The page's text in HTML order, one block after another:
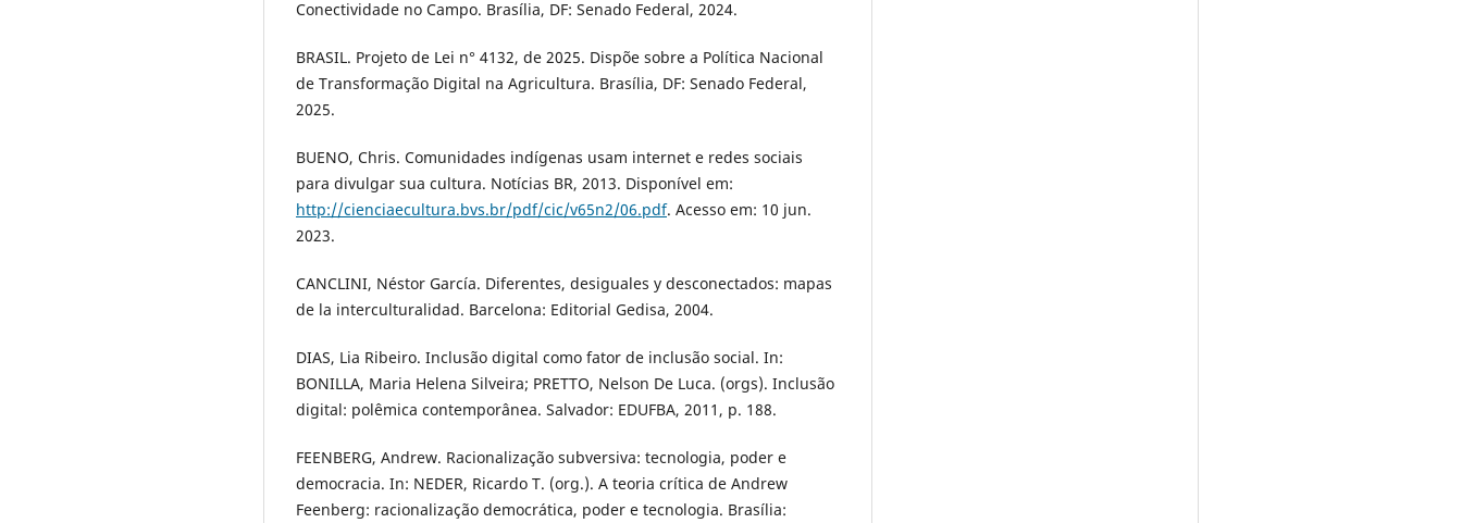
Conectividade no Campo. Brasília, DF: Senado Federal, 2024.
BRASIL. Projeto de Lei n° 4132, de 2025. Dispõe sobre a Política Nacional
de Transformação Digital na Agricultura. Brasília, DF: Senado Federal,
2025.
BUENO, Chris. Comunidades indígenas usam internet e redes sociais
para divulgar sua cultura. Notícias BR, 2013. Disponível em:
http://cienciaecultura.bvs.br/pdf/cic/v65n2/06.pdf. Acesso em: 10 jun.
2023.
CANCLINI, Néstor García. Diferentes, desiguales y desconectados: mapas
de la interculturalidad. Barcelona: Editorial Gedisa, 2004.
DIAS, Lia Ribeiro. Inclusão digital como fator de inclusão social. In:
BONILLA, Maria Helena Silveira; PRETTO, Nelson De Luca. (orgs). Inclusão
digital: polêmica contemporânea. Salvador: EDUFBA, 2011, p. 188.
FEENBERG, Andrew. Racionalização subversiva: tecnologia, poder e
democracia. In: NEDER, Ricardo T. (org.). A teoria crítica de Andrew
Feenberg: racionalização democrática, poder e tecnologia. Brasília: